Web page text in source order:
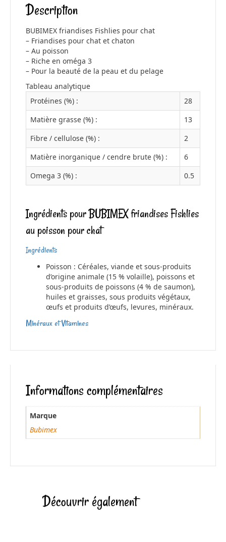
k
Description
BUBIMEX friandises Fishlies pour chat
– Friandises pour chat et chaton
– Au poisson
– Riche en oméga 3
– Pour la beauté de la peau et du pelage
Tableau analytique
Protéines (%) :
28
Matière grasse (%) :
13
Fibre / cellulose (%) :
2
Matière inorganique / cendre brute (%) :
6
Omega 3 (%) :
0.5
Ingrédients pour BUBIMEX friandises Fishlies
au poisson pour chat
Ingrédients
Poisson : Céréales, viande et sous-produits
d’origine animale (15 % volaille), poissons et
sous-produits de poissons (4 % de saumon),
huiles et graisses, sous produits végétaux,
œufs et produits d’œufs, levures, minéraux.
Minéraux et Vitamines
Informations complémentaires
Marque
Bubimex
Découvrir également